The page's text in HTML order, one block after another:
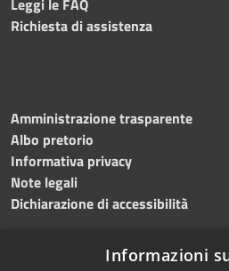
Leggi le FAQ
Richiesta di assistenza
Amministrazione trasparente
Albo pretorio
Informativa privacy
Note legali
Dichiarazione di accessibilità
Informazioni